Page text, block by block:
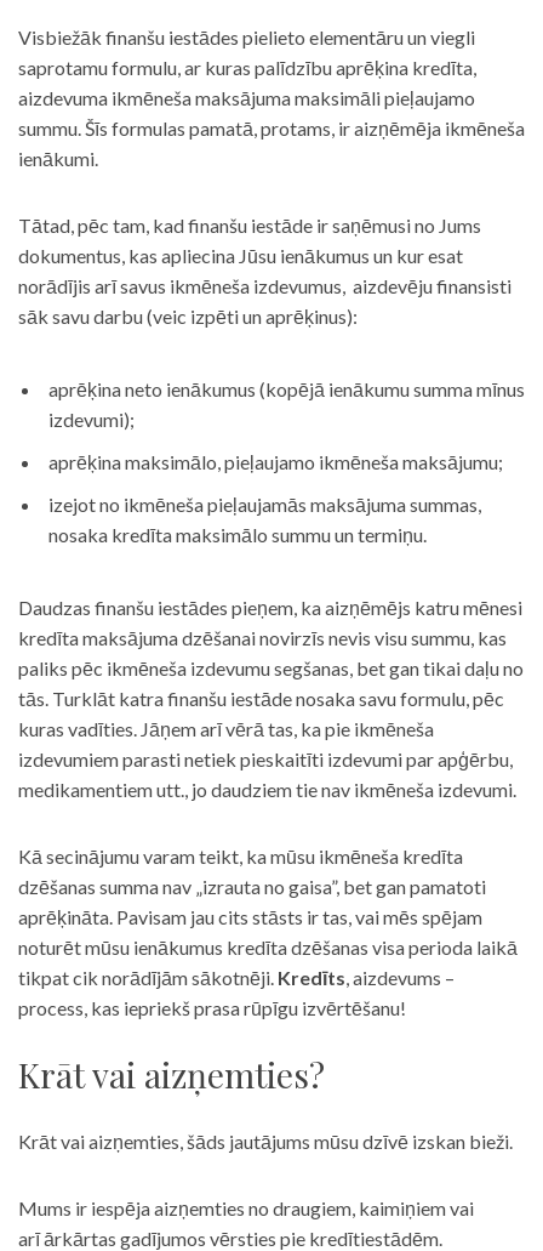
Visbiežāk finanšu iestādes pielieto elementāru un viegli
saprotamu formulu, ar kuras palīdzību aprēķina kredīta,
aizdevuma ikmēneša maksājuma maksimāli pieļaujamo
summu. Šīs formulas pamatā, protams, ir aizņēmēja ikmēneša
ienākumi.
Tātad, pēc tam, kad finanšu iestāde ir saņēmusi no Jums
dokumentus, kas apliecina Jūsu ienākumus un kur esat
norādījis arī savus ikmēneša izdevumus, aizdevēju finansisti
sāk savu darbu (veic izpēti un aprēķinus):
aprēķina neto ienākumus (kopējā ienākumu summa mīnus
izdevumi);
aprēķina maksimālo, pieļaujamo ikmēneša maksājumu;
izejot no ikmēneša pieļaujamās maksājuma summas,
nosaka kredīta maksimālo summu un termiņu.
Daudzas finanšu iestādes pieņem, ka aizņēmējs katru mēnesi
kredīta maksājuma dzēšanai novirzīs nevis visu summu, kas
paliks pēc ikmēneša izdevumu segšanas, bet gan tikai daļu no
tās. Turklāt katra finanšu iestāde nosaka savu formulu, pēc
kuras vadīties. Jāņem arī vērā tas, ka pie ikmēneša
izdevumiem parasti netiek pieskaitīti izdevumi par apģērbu,
medikamentiem utt., jo daudziem tie nav ikmēneša izdevumi.
Kā secinājumu varam teikt, ka mūsu ikmēneša kredīta
dzēšanas summa nav „izrauta no gaisa”, bet gan pamatoti
aprēķināta. Pavisam jau cits stāsts ir tas, vai mēs spējam
noturēt mūsu ienākumus kredīta dzēšanas visa perioda laikā
tikpat cik norādījām sākotnēji. Kredīts, aizdevums –
process, kas iepriekš prasa rūpīgu izvērtēšanu!
Krāt vai aizņemties?
Krāt vai aizņemties, šāds jautājums mūsu dzīvē izskan bieži.
Mums ir iespēja aizņemties no draugiem, kaimiņiem vai
arī ārkārtas gadījumos vērsties pie kredītiestādēm.